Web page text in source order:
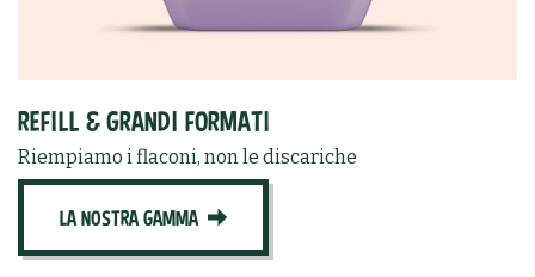
REFILL & GRANDI FORMATI
Riempiamo i flaconi, non le discariche
LA NOSTRA GAMMA